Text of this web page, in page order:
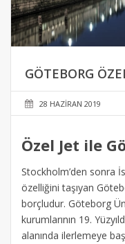
GÖTEBORG
28 HAZIRAN 2019
Özel Jet ile
Stockholm’den sonra
özelliğini taşıyan
borçludur. Göteborg
kurumlarının 19.
alanında ilerlemeye